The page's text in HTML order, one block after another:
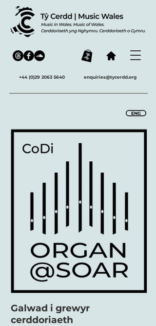
+44 (0)29 2063 5640 enquiries@tycerdd.org
ENG
Galwad i grewyr
cerddoriaeth